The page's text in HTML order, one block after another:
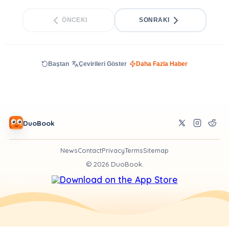
ÖNCEKI SONRAKI
Baştan Çevirileri Göster Daha Fazla Haber
DuoBook
NewsContactPrivacyTermsSitemap
© 2026DuoBook.